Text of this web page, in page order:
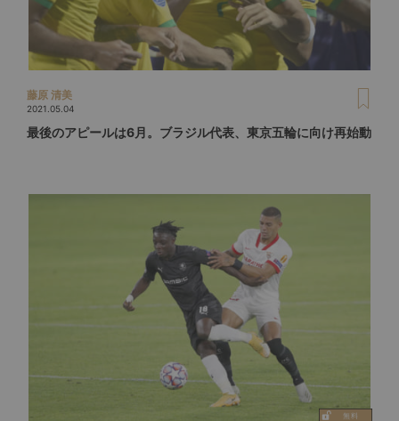
藤原 清美
2021.05.04
最後のアピールは6月。ブラジル代表、東京五輪に向け再始動